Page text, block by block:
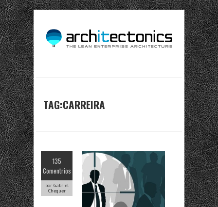
TAG:CARREIRA
135
Comentrios
por Gabriel
Chequer